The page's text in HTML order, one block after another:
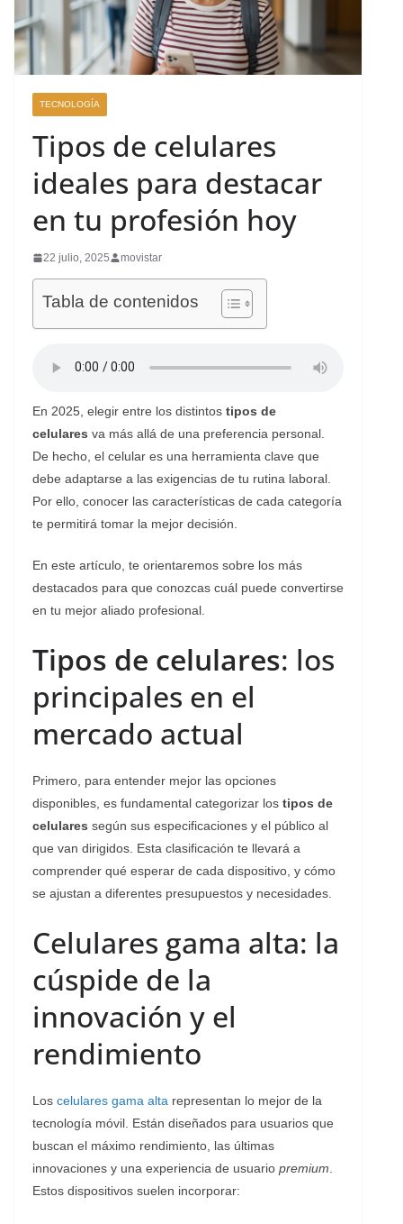
TECNOLOGÍA
Tipos de celulares
ideales para destacar
en tu profesión hoy
22 julio, 2025 movistar
Tabla de contenidos
En 2025, elegir entre los distintos tipos de
celulares va más allá de una preferencia personal.
De hecho, el celular es una herramienta clave que
debe adaptarse a las exigencias de tu rutina laboral.
Por ello, conocer las características de cada categoría
te permitirá tomar la mejor decisión.
En este artículo, te orientaremos sobre los más
destacados para que conozcas cuál puede convertirse
en tu mejor aliado profesional.
Tipos de celulares: los
principales en el
mercado actual
Primero, para entender mejor las opciones
disponibles, es fundamental categorizar los tipos de
celulares según sus especificaciones y el público al
que van dirigidos. Esta clasificación te llevará a
comprender qué esperar de cada dispositivo, y cómo
se ajustan a diferentes presupuestos y necesidades.
Celulares gama alta: la
cúspide de la
innovación y el
rendimiento
Los celulares gama alta representan lo mejor de la
tecnología móvil. Están diseñados para usuarios que
buscan el máximo rendimiento, las últimas
innovaciones y una experiencia de usuario premium
Estos dispositivos suelen incorporar: